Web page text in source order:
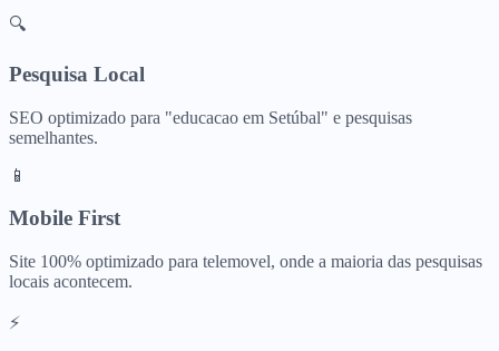
🔍
Pesquisa Local
SEO optimizado para "educacao em Setúbal" e pesquisas
semelhantes.
📱
Mobile First
Site 100% optimizado para telemovel, onde a maioria das pesquisas
locais acontecem.
⚡